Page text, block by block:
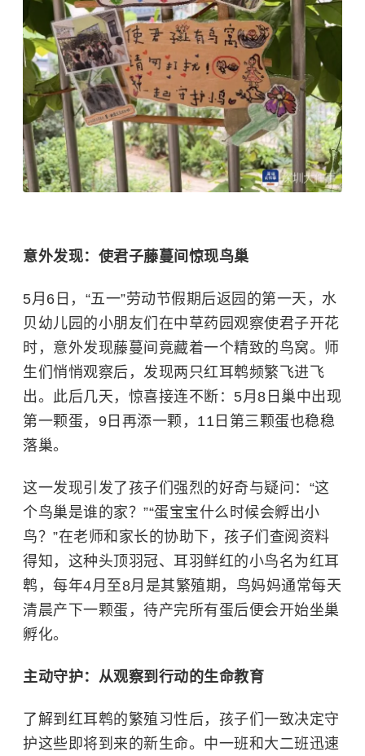
意外发现：使君子藤蔓间惊现鸟巢
5月6日，“五一”劳动节假期后返园的第一天，水
贝幼儿园的小朋友们在中草药园观察使君子开花
时，意外发现藤蔓间竟藏着一个精致的鸟窝。师
生们悄悄观察后，发现两只红耳鹎频繁飞进飞
出。此后几天，惊喜接连不断：5月8日巢中出现
第一颗蛋，9日再添一颗，11日第三颗蛋也稳稳
落巢。
这一发现引发了孩子们强烈的好奇与疑问：“这
个鸟巢是谁的家？”“蛋宝宝什么时候会孵出小
鸟？”在老师和家长的协助下，孩子们查阅资料
得知，这种头顶羽冠、耳羽鲜红的小鸟名为红耳
鹎，每年4月至8月是其繁殖期，鸟妈妈通常每天
清晨产下一颗蛋，待产完所有蛋后便会开始坐巢
孵化。
主动守护：从观察到行动的生命教育
了解到红耳鹎的繁殖习性后，孩子们一致决定守
护这些即将到来的新生命。中一班和大二班迅速